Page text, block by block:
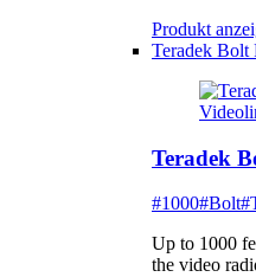
Produkt
Teradek Bolt
Teradek
#1000#Bolt
Up to 1000
the video